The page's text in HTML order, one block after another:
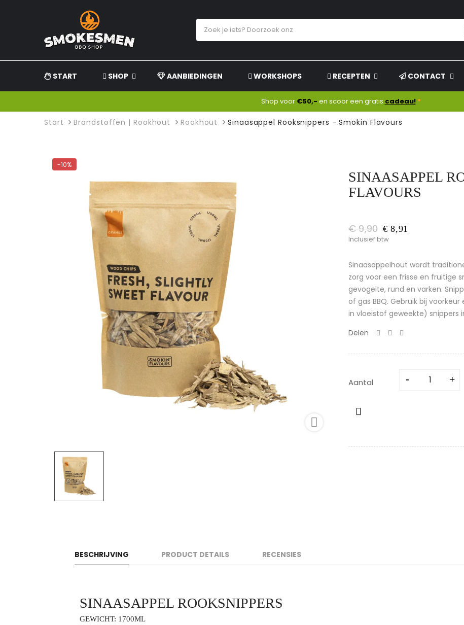
START SHOP AANBIEDINGEN WORKSHOPS RECEPTEN CONTACT
Shop voor €50,- en scoor een gratis cadeau! *
Start Brandstoffen | Rookhout Rookhout Sinaasappel Rooksnippers - Smokin Flavours
-10%

SINAASAPPEL
FLAVOURS
€ 9,90 € 8,91
Inclusief btw
Sinaasappelhout wordt
zorg voor een frisse en fruitige
gevogelte, rund en varken.
of gas BBQ. Gebruik bij
in vloeistof geweekte) snippers
Delen
Aantal
BESCHRIJVING PRODUCT DETAILS RECENSIES
SINAASAPPEL ROOKSNIPPERS
GEWICHT: 1700ML